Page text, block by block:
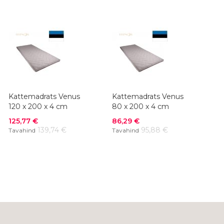
Kattemadrats Venus
120 x 200 x 4 cm
Soodushind
125,77 €
Tavahind 139,74 €
Kattemadrats Venus
80 x 200 x 4 cm
Soodushind
86,29 €
Tavahind 95,88 €